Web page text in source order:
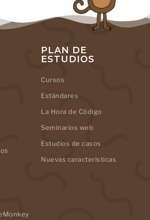
PLAN DE
ESTUDIOS
Cursos
Estándares
La Hora de Código
Seminarios web
Estudios de casos
Nuevas características